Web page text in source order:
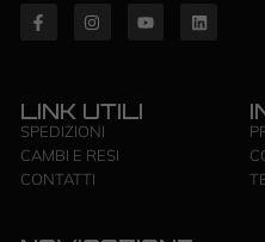
LINK UTILI
SPEDIZIONI
CAMBI E RESI
CONTATTI